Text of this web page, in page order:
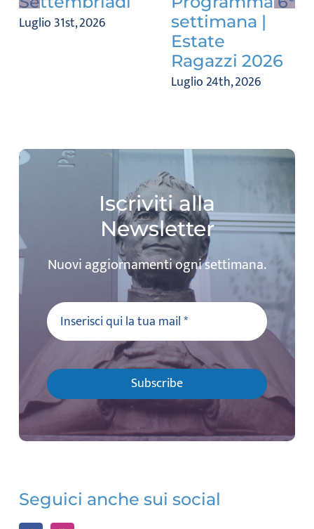
Luglio 31st, 2026
settimana |
Estate
Ragazzi 2026
Luglio 24th, 2026
Iscriviti alla
Newsletter
Nuovi aggiornamenti ogni settimana.
Subscribe
Seguici anche sui social